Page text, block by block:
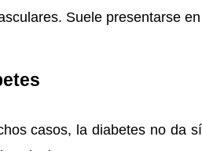
Suele presentarse
casos, la diabetes no da